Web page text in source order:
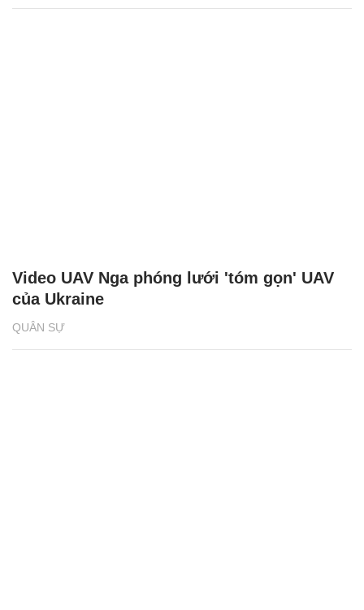
QUÂN SỰ
Video UAV Nga phóng lưới 'tóm gọn' UAV
của Ukraine